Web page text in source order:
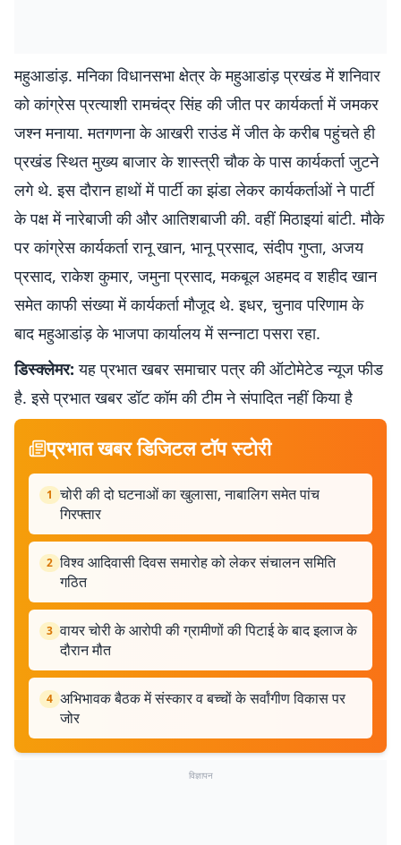
महुआडांड़. मनिका विधानसभा क्षेत्र के महुआडांड़ प्रखंड में शनिवार
को कांग्रेस प्रत्याशी रामचंद्र सिंह की जीत पर कार्यकर्ता में जमकर
जश्न मनाया. मतगणना के आखरी राउंड में जीत के करीब पहुंचते ही
प्रखंड स्थित मुख्य बाजार के शास्त्री चौक के पास कार्यकर्ता जुटने
लगे थे. इस दौरान हाथों में पार्टी का झंडा लेकर कार्यकर्ताओं ने पार्टी
के पक्ष में नारेबाजी की और आतिशबाजी की. वहीं मिठाइयां बांटी. मौके
पर कांग्रेस कार्यकर्ता रानू खान, भानू प्रसाद, संदीप गुप्ता, अजय
प्रसाद, राकेश कुमार, जमुना प्रसाद, मकबूल अहमद व शहीद खान
समेत काफी संख्या में कार्यकर्ता मौजूद थे. इधर, चुनाव परिणाम के
बाद महुआडांड़ के भाजपा कार्यालय में सन्नाटा पसरा रहा.
डिस्क्लेमर: यह प्रभात खबर समाचार पत्र की ऑटोमेटेड न्यूज फीड
है. इसे प्रभात खबर डॉट कॉम की टीम ने संपादित नहीं किया है
प्रभात खबर डिजिटल टॉप स्टोरी
1 चोरी की दो घटनाओं का खुलासा, नाबालिग समेत पांच
गिरफ्तार
2 विश्व आदिवासी दिवस समारोह को लेकर संचालन समिति
गठित
3 वायर चोरी के आरोपी की ग्रामीणों की पिटाई के बाद इलाज के
दौरान मौत
4 अभिभावक बैठक में संस्कार व बच्चों के सर्वांगीण विकास पर
जोर
विज्ञापन